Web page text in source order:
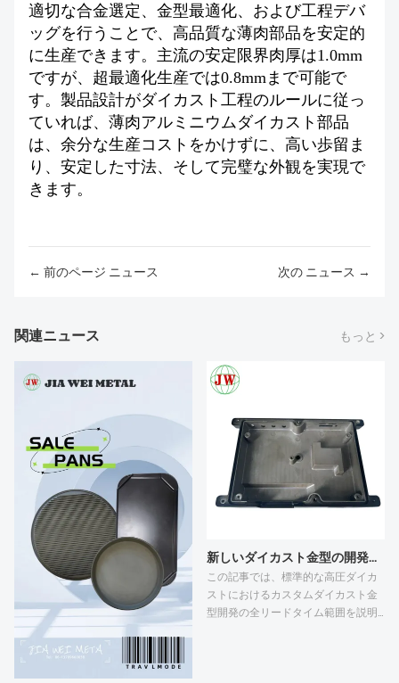
適切な合金選定、金型最適化、および工程デバ
ッグを行うことで、高品質な薄肉部品を安定的
に生産できます。主流の安定限界肉厚は1.0mm
ですが、超最適化生産では0.8mmまで可能で
す。製品設計がダイカスト工程のルールに従っ
ていれば、薄肉アルミニウムダイカスト部品
は、余分な生産コストをかけずに、高い歩留ま
り、安定した寸法、そして完璧な外観を実現で
きます。
← 前のページ ニュース 次の ニュース →
関連ニュース もっと >
新しいダイカスト金型の開発リードタイムはどれくらいですか？
この記事では、標準的な高圧ダイカ
ストにおけるカスタムダイカスト金
型開発の全リードタイム範囲を説明